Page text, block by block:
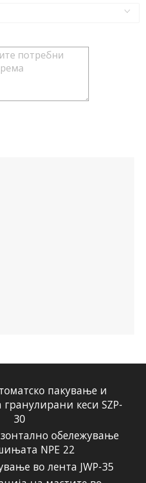
пакување и
кеси SZP-
30
обележување
NPE 22
во лента JWP-35